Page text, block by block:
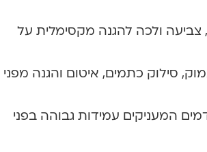
ולכה להגנה מקסימלית על
סילוק כתמים, איטום והגנה מפני
המעניקים עמידות גבוהה בפני